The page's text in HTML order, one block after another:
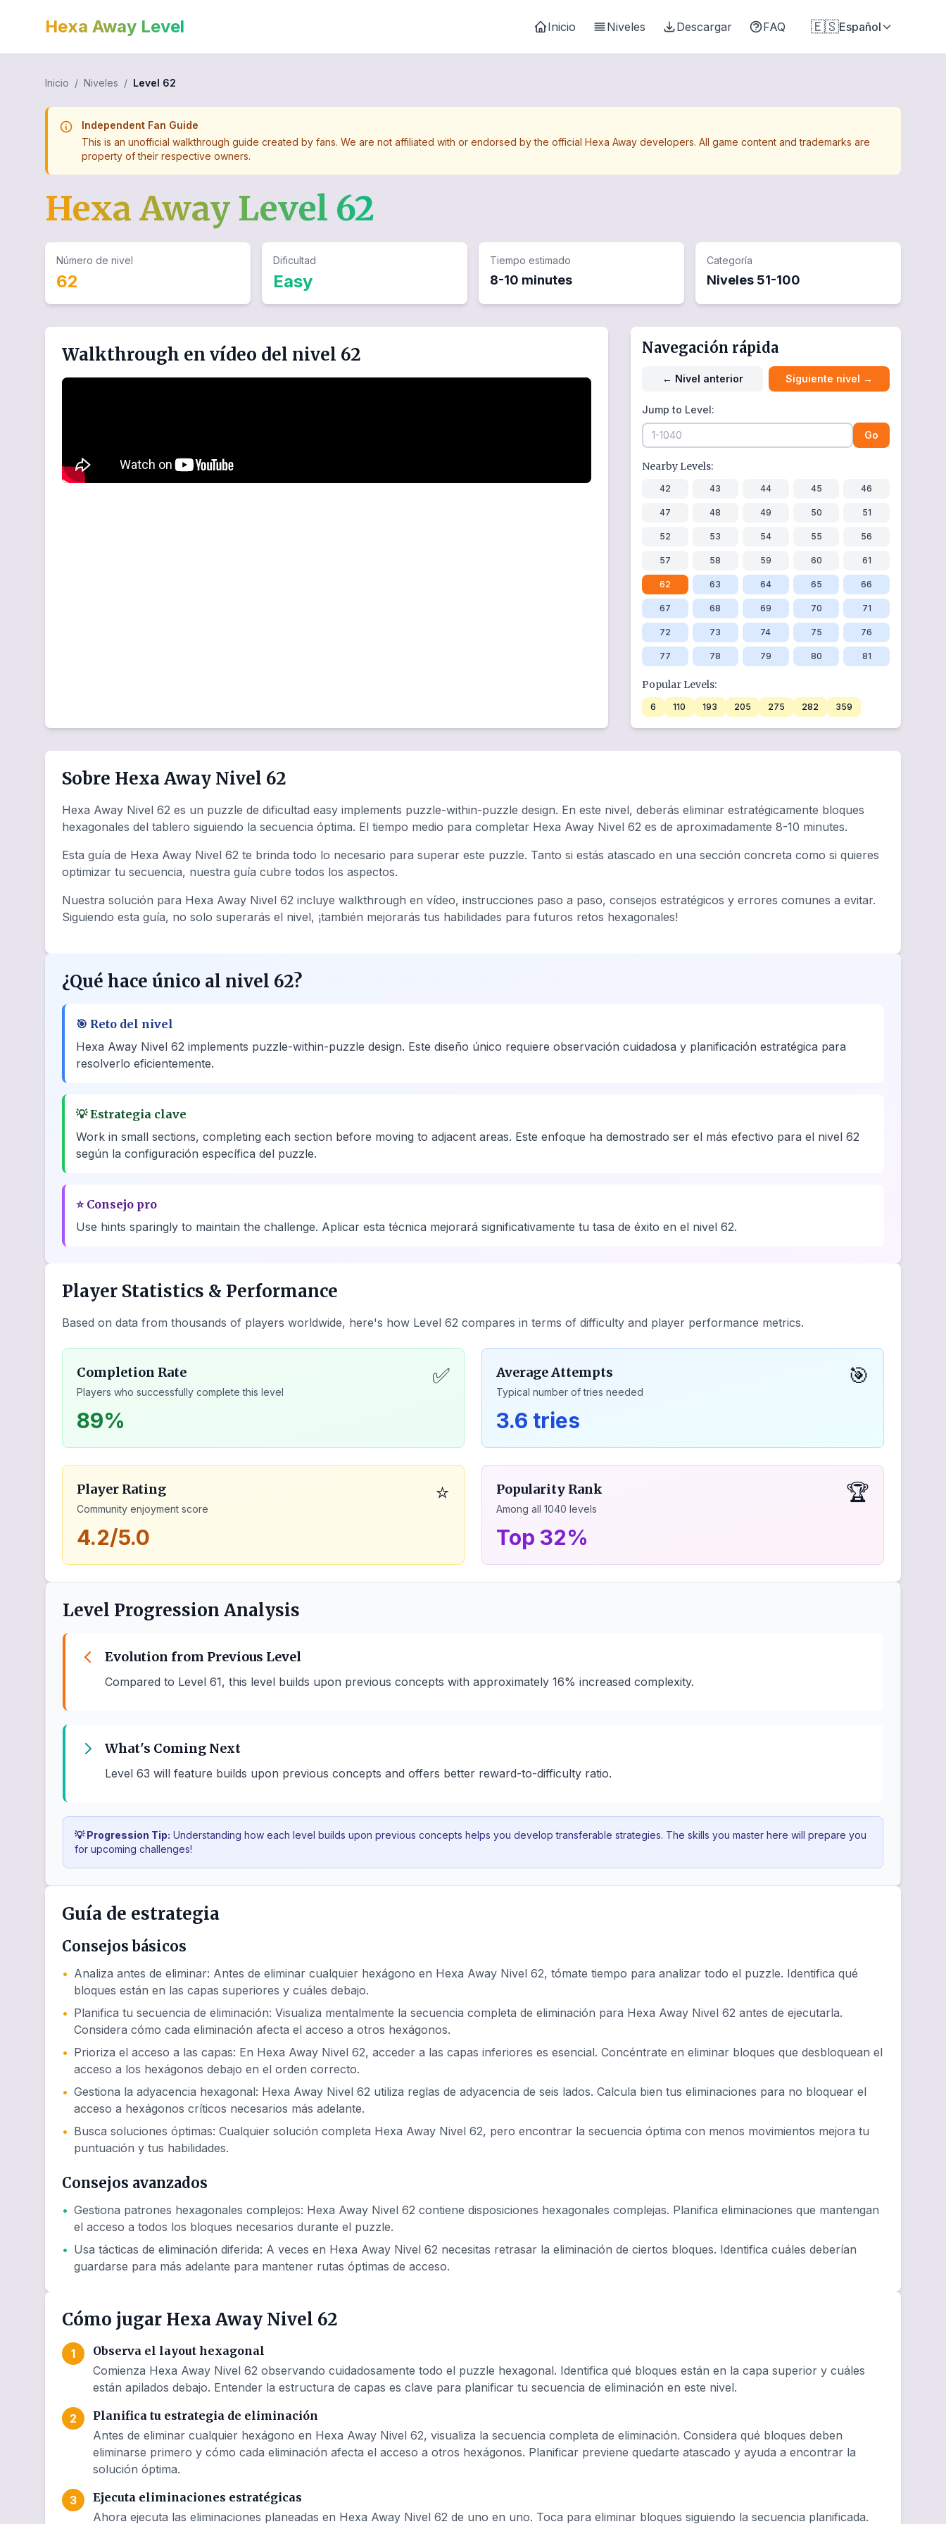
Hexa Away Level Inicio Niveles Descargar FAQ 🇪🇸Español
Inicio / Niveles / Level 62
Independent Fan Guide
This is an unofficial walkthrough guide created by fans. We are not affiliated with or endorsed by the official Hexa Away developers. All game content and trademarks are
property of their respective owners.
Hexa Away Level 62
Número de nivel
62
Dificultad
Easy
Tiempo estimado
8-10 minutes
Categoría
Niveles 51-100
Walkthrough en vídeo del nivel 62 Navegación rápida
← Nivel anterior Siguiente nivel →
Jump to Level:
Go
Nearby Levels:
42 43 44 45 46
47 48 49 50 51
52 53 54 55 56
57 58 59 60 61
62 63 64 65 66
67 68 69 70 71
72 73 74 75 76
77 78 79 80 81
Popular Levels:
6 110 193 205 275 282 359
Sobre Hexa Away Nivel 62
Hexa Away Nivel 62 es un puzzle de dificultad easy implements puzzle-within-puzzle design. En este nivel, deberás eliminar estratégicamente bloques
hexagonales del tablero siguiendo la secuencia óptima. El tiempo medio para completar Hexa Away Nivel 62 es de aproximadamente 8-10 minutes.
Esta guía de Hexa Away Nivel 62 te brinda todo lo necesario para superar este puzzle. Tanto si estás atascado en una sección concreta como si quieres
optimizar tu secuencia, nuestra guía cubre todos los aspectos.
Nuestra solución para Hexa Away Nivel 62 incluye walkthrough en vídeo, instrucciones paso a paso, consejos estratégicos y errores comunes a evitar.
Siguiendo esta guía, no solo superarás el nivel, ¡también mejorarás tus habilidades para futuros retos hexagonales!
¿Qué hace único al nivel 62?
🎯 Reto del nivel
Hexa Away Nivel 62 implements puzzle-within-puzzle design. Este diseño único requiere observación cuidadosa y planificación estratégica para
resolverlo eficientemente.
💡Estrategia clave
Work in small sections, completing each section before moving to adjacent areas. Este enfoque ha demostrado ser el más efectivo para el nivel 62
según la configuración específica del puzzle.
⭐ Consejo pro
Use hints sparingly to maintain the challenge. Aplicar esta técnica mejorará significativamente tu tasa de éxito en el nivel 62.
Player Statistics & Performance
Based on data from thousands of players worldwide, here's how Level 62 compares in terms of difficulty and player performance metrics.
Completion Rate
Players who successfully complete this level
✅
89%
Average Attempts
Typical number of tries needed
🎯
3.6 tries
Player Rating
Community enjoyment score
⭐
4.2/5.0
Popularity Rank
Among all 1040 levels
🏆
Top 32%
Level Progression Analysis
Evolution from Previous Level
Compared to Level 61, this level builds upon previous concepts with approximately 16% increased complexity.
What's Coming Next
Level 63 will feature builds upon previous concepts and offers better reward-to-difficulty ratio.
💡 Progression Tip: Understanding how each level builds upon previous concepts helps you develop transferable strategies. The skills you master here will prepare you
for upcoming challenges!
Guía de estrategia
Consejos básicos
• Analiza antes de eliminar: Antes de eliminar cualquier hexágono en Hexa Away Nivel 62, tómate tiempo para analizar todo el puzzle. Identifica qué
bloques están en las capas superiores y cuáles debajo.
• Planifica tu secuencia de eliminación: Visualiza mentalmente la secuencia completa de eliminación para Hexa Away Nivel 62 antes de ejecutarla.
Considera cómo cada eliminación afecta el acceso a otros hexágonos.
• Prioriza el acceso a las capas: En Hexa Away Nivel 62, acceder a las capas inferiores es esencial. Concéntrate en eliminar bloques que desbloquean el
acceso a los hexágonos debajo en el orden correcto.
• Gestiona la adyacencia hexagonal: Hexa Away Nivel 62 utiliza reglas de adyacencia de seis lados. Calcula bien tus eliminaciones para no bloquear el
acceso a hexágonos críticos necesarios más adelante.
• Busca soluciones óptimas: Cualquier solución completa Hexa Away Nivel 62, pero encontrar la secuencia óptima con menos movimientos mejora tu
puntuación y tus habilidades.
Consejos avanzados
• Gestiona patrones hexagonales complejos: Hexa Away Nivel 62 contiene disposiciones hexagonales complejas. Planifica eliminaciones que mantengan
el acceso a todos los bloques necesarios durante el puzzle.
• Usa tácticas de eliminación diferida: A veces en Hexa Away Nivel 62 necesitas retrasar la eliminación de ciertos bloques. Identifica cuáles deberían
guardarse para más adelante para mantener rutas óptimas de acceso.
Cómo jugar Hexa Away Nivel 62
1
Observa el layout hexagonal
Comienza Hexa Away Nivel 62 observando cuidadosamente todo el puzzle hexagonal. Identifica qué bloques están en la capa superior y cuáles
están apilados debajo. Entender la estructura de capas es clave para planificar tu secuencia de eliminación en este nivel.
2
Planifica tu estrategia de eliminación
Antes de eliminar cualquier hexágono en Hexa Away Nivel 62, visualiza la secuencia completa de eliminación. Considera qué bloques deben
eliminarse primero y cómo cada eliminación afecta el acceso a otros hexágonos. Planificar previene quedarte atascado y ayuda a encontrar la
solución óptima.
3
Ejecuta eliminaciones estratégicas
Ahora ejecuta las eliminaciones planeadas en Hexa Away Nivel 62 de uno en uno. Toca para eliminar bloques siguiendo la secuencia planificada.